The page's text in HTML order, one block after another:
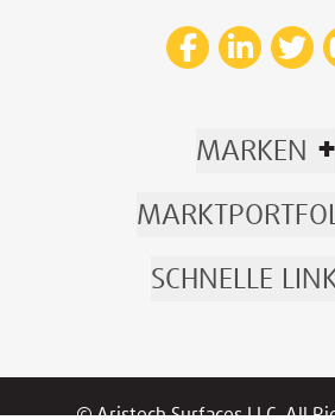
MARKEN +
SCHNELLE
© Aristech Surfaces LLC. All